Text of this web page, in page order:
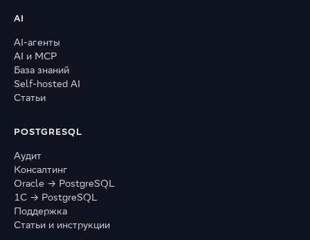
AI
AI-агенты
AI и MCP
База знаний
Self-hosted AI
Статьи
POSTGRESQL
Аудит
Консалтинг
Oracle → PostgreSQL
1С → PostgreSQL
Поддержка
Статьи и инструкции